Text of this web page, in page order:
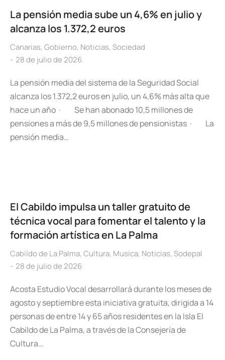
La pensión media sube un 4,6% en julio y
alcanza los 1.372,2 euros
Canarias, Gobierno, Noticias, Sociedad
28 de julio de 2026
La pensión media del sistema de la Seguridad Social
alcanza los 1.372,2 euros en julio, un 4,6% más alta que
hace un año · Se han abonado 10,5 millones de
pensiones a más de 9,5 millones de pensionistas · La
pensión media…
El Cabildo impulsa un taller gratuito de
técnica vocal para fomentar el talento y la
formación artística en La Palma
Cabildo de La Palma, Cultura, Musica, Noticias, Sodepal
28 de julio de 2026
Acosta Estudio Vocal desarrollará durante los meses de
agosto y septiembre esta iniciativa gratuita, dirigida a 14
personas de entre 14 y 65 años residentes en la Isla El
Cabildo de La Palma, a través de la Consejería de
Cultura…